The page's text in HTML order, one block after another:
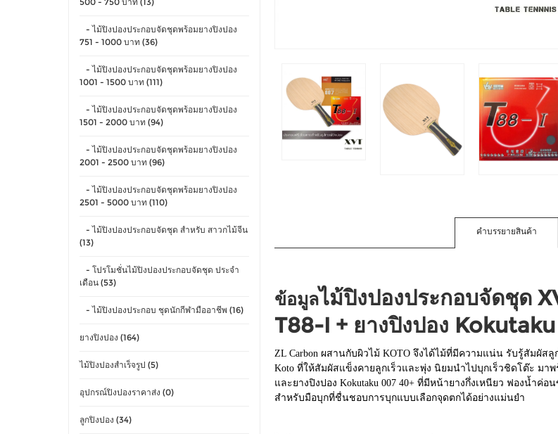
- ไม้ปิงปองประกอบจัดชุดพร้อมยางปิงปอง
751 - 1000 บาท (36)
- ไม้ปิงปองประกอบจัดชุดพร้อมยางปิงปอง
1001 - 1500 บาท (111)
- ไม้ปิงปองประกอบจัดชุดพร้อมยางปิงปอง
1501 - 2000 บาท (94)
- ไม้ปิงปองประกอบจัดชุดพร้อมยางปิงปอง
2001 - 2500 บาท (96)
- ไม้ปิงปองประกอบจัดชุดพร้อมยางปิงปอง
2501 - 5000 บาท (110)
- ไม้ปิงปองประกอบจัดชุด สำหรับ สาวกไม้จีน
(13)
- โปรโมชั่นไม้ปิงปองประกอบจัดชุด ประจำ
เดือน (53)
- ไม้ปิงปองประกอบ ชุดนักกีฬามืออาชีพ (16)
ยางปิงปอง (164)
ไม้ปิงปองสำเร็จรูป (5)
อุปกรณ์ปิงปองราคาส่ง (0)
ลูกปิงปอง (34)
คำบรรยายสินค้า
ข้อมูลไม้ปิงปองประกอบจัดชุด
T88-I + ยางปิงปอง
ZL Carbon ผสานกับผิวไม้ KOTO จึงได้ไม้ที่มีความแน่น รับรู้สัมผัส
Koto ที่ให้สัมผัสแข็งคายลูกเร็วและพุ่ง นิยมนำไปบุกเร็วชิดโต๊ะ มา
และยางปิงปอง Kokutaku 007 40+ ที่มีหน้ายางกึ่งเหนียว ฟองน้ำ
สำหรับมือบุกที่ชื่นชอบการบุกแบบเลือกจุดตกได้อย่างแม่นยำ